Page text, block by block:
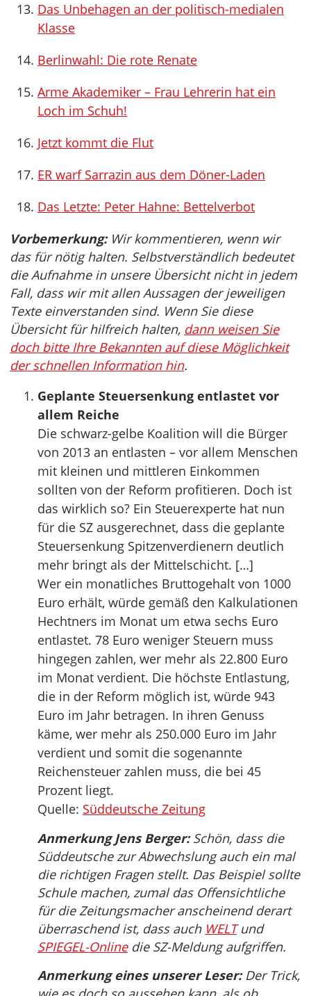
Das Unbehagen an der politisch-medialen
Klasse
Berlinwahl: Die rote Renate
Arme Akademiker – Frau Lehrerin hat ein
Loch im Schuh!
Jetzt kommt die Flut
ER warf Sarrazin aus dem Döner-Laden
Das Letzte: Peter Hahne: Bettelverbot
Vorbemerkung:Wir kommentieren, wenn wir
das für nötig halten. Selbstverständlich bedeutet
die Aufnahme in unsere Übersicht nicht in jedem
Fall, dass wir mit allen Aussagen der jeweiligen
Texte einverstanden sind. Wenn Sie diese
Übersicht für hilfreich halten, dann weisen Sie
doch bitte Ihre Bekannten auf diese Möglichkeit
der schnellen Information hin.
Geplante Steuersenkung entlastet vor
allem Reiche
Die schwarz-gelbe Koalition will die Bürger
von 2013 an entlasten – vor allem Menschen
mit kleinen und mittleren Einkommen
sollten von der Reform profitieren. Doch ist
das wirklich so? Ein Steuerexperte hat nun
für die SZ ausgerechnet, dass die geplante
Steuersenkung Spitzenverdienern deutlich
mehr bringt als der Mittelschicht. […]
Wer ein monatliches Bruttogehalt von 1000
Euro erhält, würde gemäß den Kalkulationen
Hechtners im Monat um etwa sechs Euro
entlastet. 78 Euro weniger Steuern muss
hingegen zahlen, wer mehr als 22.800 Euro
im Monat verdient. Die höchste Entlastung,
die in der Reform möglich ist, würde 943
Euro im Jahr betragen. In ihren Genuss
käme, wer mehr als 250.000 Euro im Jahr
verdient und somit die sogenannte
Reichensteuer zahlen muss, die bei 45
Prozent liegt.
Quelle: Süddeutsche Zeitung
Anmerkung Jens Berger:Schön, dass die
Süddeutsche zur Abwechslung auch ein mal
die richtigen Fragen stellt. Das Beispiel sollte
Schule machen, zumal das Offensichtliche
für die Zeitungsmacher anscheinend derart
überraschend ist, dass auch WELTund
SPIEGEL-Onlinedie SZ-Meldung aufgriffen.
Anmerkung eines unserer Leser:Der Trick,